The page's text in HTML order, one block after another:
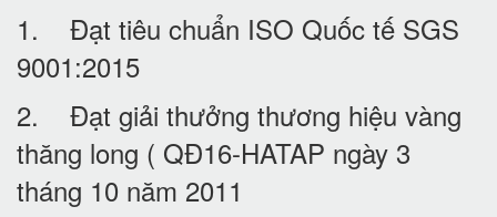
1. Đạt tiêu chuẩn ISO Quốc tế SGS
9001:2015
2. Đạt giải thưởng thương hiệu vàng
thăng long ( QĐ16-HATAP ngày 3
tháng 10 năm 2011